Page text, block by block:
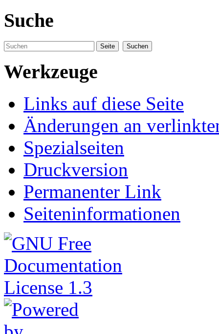
Suche
Werkzeuge
Links auf diese Seite
Änderungen an
Spezialseiten
Druckversion
Permanenter Link
Seiteninformationen